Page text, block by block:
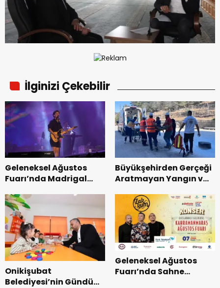
İlginizi Çekebilir
Geleneksel Ağustos
Fuarı’nda Madrigal
Büyükşehirden Gerçeği
Aratmayan Yangın ve
Onikişubat
Belediyesi’nin Gündüz
Geleneksel Ağustos
Fuarı’nda Sahne